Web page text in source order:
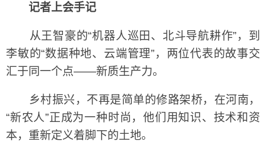
记者上会手记
从王智豪的“机器人巡田、北斗导航耕作”，到
李敏的“数据种地、云端管理”，两位代表的故事交
汇于同一个点——新质生产力。
乡村振兴，不再是简单的修路架桥，在河南，
“新农人”正成为一种时尚，他们用知识、技术和资
本，重新定义着脚下的土地。